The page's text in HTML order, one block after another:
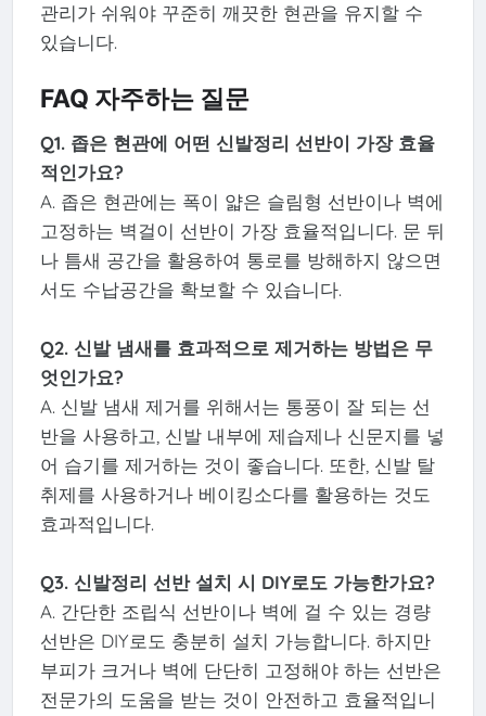
관리가 쉬워야 꾸준히 깨끗한 현관을 유지할 수
있습니다.
FAQ 자주하는 질문
Q1. 좁은 현관에 어떤 신발정리 선반이 가장 효율
적인가요?
A. 좁은 현관에는 폭이 얇은 슬림형 선반이나 벽에
고정하는 벽걸이 선반이 가장 효율적입니다. 문 뒤
나 틈새 공간을 활용하여 통로를 방해하지 않으면
서도 수납공간을 확보할 수 있습니다.
Q2. 신발 냄새를 효과적으로 제거하는 방법은 무
엇인가요?
A. 신발 냄새 제거를 위해서는 통풍이 잘 되는 선
반을 사용하고, 신발 내부에 제습제나 신문지를 넣
어 습기를 제거하는 것이 좋습니다. 또한, 신발 탈
취제를 사용하거나 베이킹소다를 활용하는 것도
효과적입니다.
Q3. 신발정리 선반 설치 시 DIY로도 가능한가요?
A. 간단한 조립식 선반이나 벽에 걸 수 있는 경량
선반은 DIY로도 충분히 설치 가능합니다. 하지만
부피가 크거나 벽에 단단히 고정해야 하는 선반은
전문가의 도움을 받는 것이 안전하고 효율적입니